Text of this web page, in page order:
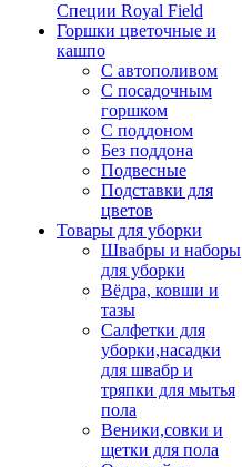
Специи Royal Field
Горшки цветочные и
кашпо
С автополивом
С посадочным
горшком
С поддоном
Без поддона
Подвесные
Подставки для
цветов
Товары для уборки
Швабры и наборы
для уборки
Вёдра, ковши и
тазы
Салфетки для
уборки,насадки
для швабр и
тряпки для мытья
пола
Веники,совки и
щетки для пола